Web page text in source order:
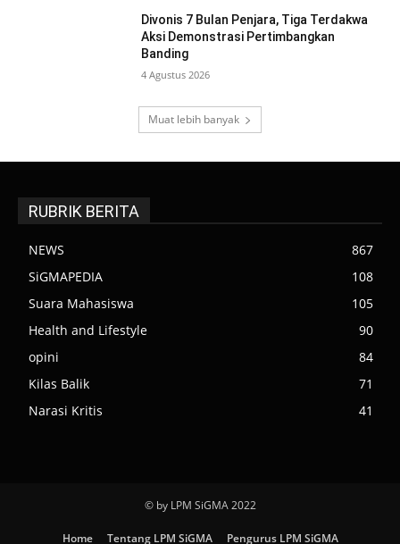
Divonis 7 Bulan Penjara, Tiga Terdakwa
Aksi Demonstrasi Pertimbangkan
Banding
4 Agustus 2026
Muat lebih banyak
RUBRIK BERITA
NEWS
867
SiGMAPEDIA
108
Suara Mahasiswa
105
Health and Lifestyle
90
opini
84
Kilas Balik
71
Narasi Kritis
41
© by LPM SiGMA 2022
Home Tentang LPM SiGMA Pengurus LPM SiGMA